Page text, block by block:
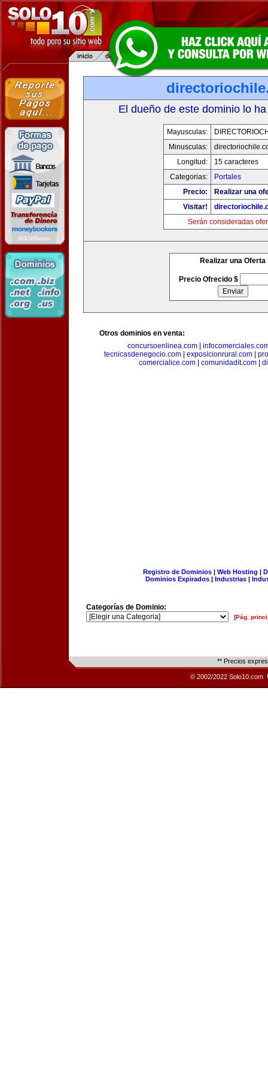
El dueño de este dominio lo
Mayusculas:
Minusculas:
Longitud:
15 caracteres
Categorias:
Portales
Precio:
Realizar una
Visitar!
Serán consideradas
Realizar una Oferta
Precio Ofrecido $
Otros dominios en venta:
concursoenlinea.com|
tecnicasdenegocio.com
exposicionrural.com
comercialice.com| comunidadit.com|
Registro de Dominios| Web Hosting |
Dominios Expirados | Industrias |
Categorías de Dominio:
[Pág.
** Precios
© 2002/2022 Solo10.com